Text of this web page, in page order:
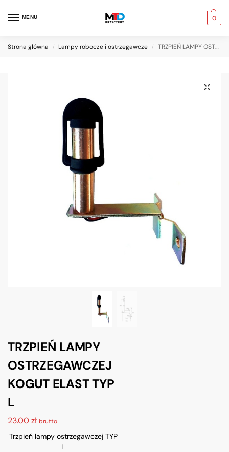
MENU 0
Strona główna / Lampy robocze i ostrzegawcze / TRZPIEŃ LAMPY OSTRZEGAWCZEJ KOGUT ELAST TYP L
TRZPIEŃ LAMPY
OSTRZEGAWCZEJ
KOGUT ELAST TYP
L
23.00zł brutto
Trzpień lampy ostrzegawczej TYP
L